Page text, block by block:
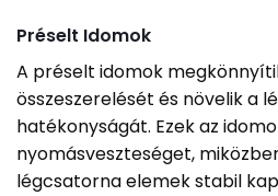
Préselt Idomok
A préselt idomok
összeszerelését és növelik a
hatékonyságát. Ezek az
nyomásveszteséget,
légcsatorna elemek stabil